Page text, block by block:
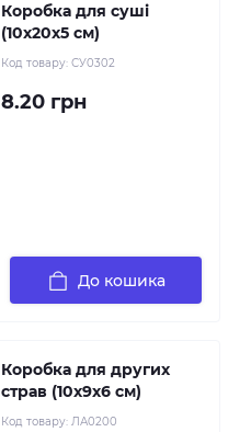
Коробка для суші
(10х20х5 см)
Код товару: СУ0302
8.20 грн
До кошика
Коробка для других
страв (10х9х6 см)
Код товару: ЛА0200